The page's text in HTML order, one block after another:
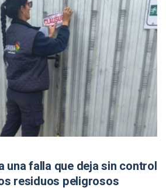
una falla que deja sin control
residuos peligrosos